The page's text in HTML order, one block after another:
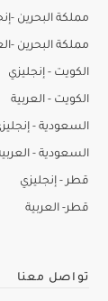
مملكة البحرين -
مملكة البحرين -
الكويت - إنجليزي
الكويت - العربية
السعودية -
السعودية -
قطر - إنجليزي
قطر- العربية
تواصل معنا